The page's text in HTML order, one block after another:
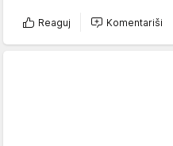
Reaguj Komentariši